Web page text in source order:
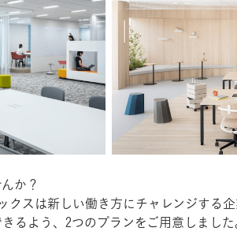
か？
スは新しい働き方にチャレンジする
るよう、2つのプランをご用意しました